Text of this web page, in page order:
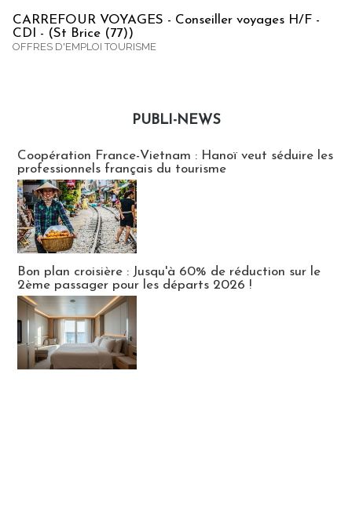
CARREFOUR VOYAGES - Conseiller voyages H/F -
CDI - (St Brice (77))
OFFRES D'EMPLOI TOURISME
PUBLI-NEWS
Coopération France-Vietnam : Hanoï veut séduire les
professionnels français du tourisme
Bon plan croisière : Jusqu'à 60% de réduction sur le
2ème passager pour les départs 2026 !